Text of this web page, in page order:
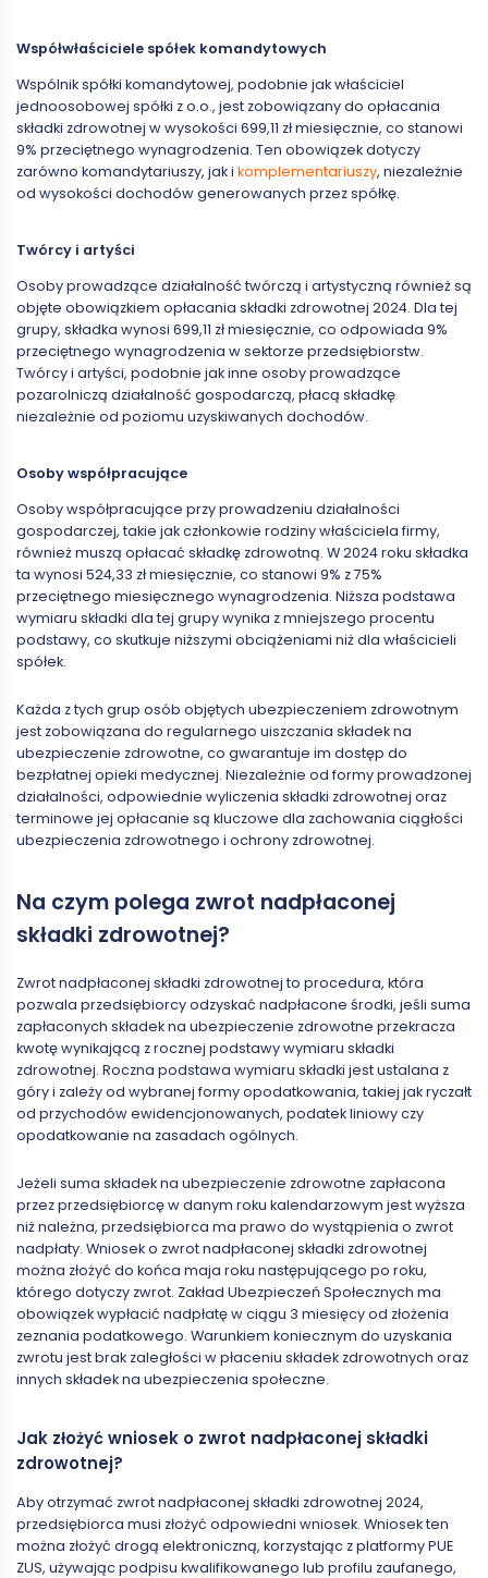
Współwłaściciele spółek komandytowych
Wspólnik spółki komandytowej, podobnie jak właściciel
jednoosobowej spółki z o.o., jest zobowiązany do opłacania
składki zdrowotnej w wysokości 699,11 zł miesięcznie, co stanowi
9% przeciętnego wynagrodzenia. Ten obowiązek dotyczy
zarówno komandytariuszy, jak i komplementariuszy, niezależnie
od wysokości dochodów generowanych przez spółkę.
Twórcy i artyści
Osoby prowadzące działalność twórczą i artystyczną również są
objęte obowiązkiem opłacania składki zdrowotnej 2024. Dla tej
grupy, składka wynosi 699,11 zł miesięcznie, co odpowiada 9%
przeciętnego wynagrodzenia w sektorze przedsiębiorstw.
Twórcy i artyści, podobnie jak inne osoby prowadzące
pozarolniczą działalność gospodarczą, płacą składkę
niezależnie od poziomu uzyskiwanych dochodów.
Osoby współpracujące
Osoby współpracujące przy prowadzeniu działalności
gospodarczej, takie jak członkowie rodziny właściciela firmy,
również muszą opłacać składkę zdrowotną. W 2024 roku składka
ta wynosi 524,33 zł miesięcznie, co stanowi 9% z 75%
przeciętnego miesięcznego wynagrodzenia. Niższa podstawa
wymiaru składki dla tej grupy wynika z mniejszego procentu
podstawy, co skutkuje niższymi obciążeniami niż dla właścicieli
spółek.
Każda z tych grup osób objętych ubezpieczeniem zdrowotnym
jest zobowiązana do regularnego uiszczania składek na
ubezpieczenie zdrowotne, co gwarantuje im dostęp do
bezpłatnej opieki medycznej. Niezależnie od formy prowadzonej
działalności, odpowiednie wyliczenia składki zdrowotnej oraz
terminowe jej opłacanie są kluczowe dla zachowania ciągłości
ubezpieczenia zdrowotnego i ochrony zdrowotnej.
Na czym polega zwrot nadpłaconej
składki zdrowotnej?
Zwrot nadpłaconej składki zdrowotnej to procedura, która
pozwala przedsiębiorcy odzyskać nadpłacone środki, jeśli suma
zapłaconych składek na ubezpieczenie zdrowotne przekracza
kwotę wynikającą z rocznej podstawy wymiaru składki
zdrowotnej. Roczna podstawa wymiaru składki jest ustalana z
góry i zależy od wybranej formy opodatkowania, takiej jak ryczałt
od przychodów ewidencjonowanych, podatek liniowy czy
opodatkowanie na zasadach ogólnych.
Jeżeli suma składek na ubezpieczenie zdrowotne zapłacona
przez przedsiębiorcę w danym roku kalendarzowym jest wyższa
niż należna, przedsiębiorca ma prawo do wystąpienia o zwrot
nadpłaty. Wniosek o zwrot nadpłaconej składki zdrowotnej
można złożyć do końca maja roku następującego po roku,
którego dotyczy zwrot. Zakład Ubezpieczeń Społecznych ma
obowiązek wypłacić nadpłatę w ciągu 3 miesięcy od złożenia
zeznania podatkowego. Warunkiem koniecznym do uzyskania
zwrotu jest brak zaległości w płaceniu składek zdrowotnych oraz
innych składek na ubezpieczenia społeczne.
Jak złożyć wniosek o zwrot nadpłaconej składki
zdrowotnej?
Aby otrzymać zwrot nadpłaconej składki zdrowotnej 2024,
przedsiębiorca musi złożyć odpowiedni wniosek. Wniosek ten
można złożyć drogą elektroniczną, korzystając z platformy PUE
ZUS, używając podpisu kwalifikowanego lub profilu zaufanego,